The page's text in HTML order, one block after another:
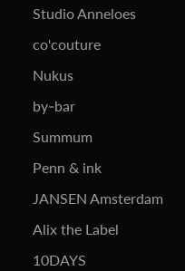
Studio Anneloes
co'couture
Nukus
by-bar
Summum
Penn & ink
JANSEN Amsterdam
Alix the Label
10DAYS